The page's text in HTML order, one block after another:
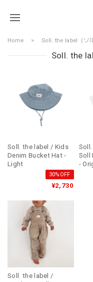
Home Soll. the label（ソ
Soll. the
Soll. the label / Kids
Denim Bucket Hat -
Light
30%OFF
¥2,730
Soll
-
Soll. the label /